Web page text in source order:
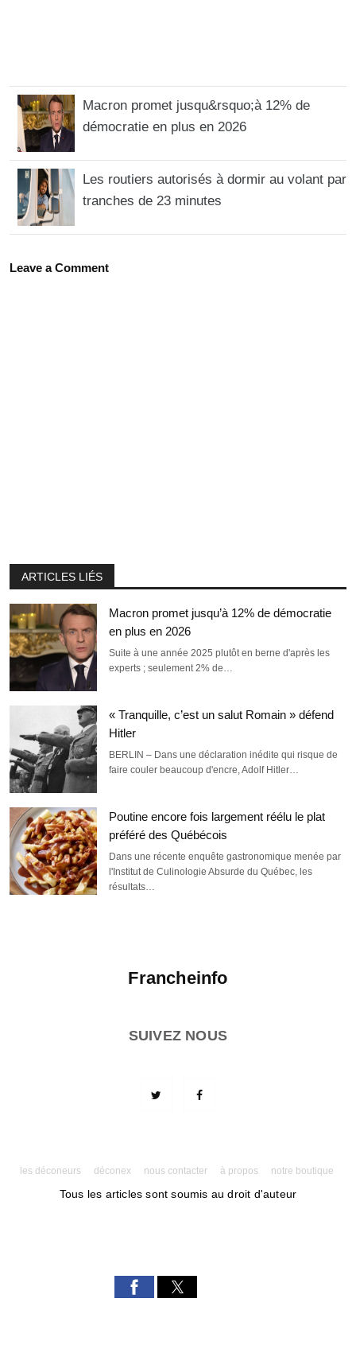
Macron promet jusqu&rsquo;à 12% de
démocratie en plus en 2026
Les routiers autorisés à dormir au volant par
tranches de 23 minutes
Leave a Comment
ARTICLES LIÉS
Macron promet jusqu’à 12% de démocratie
en plus en 2026
Suite à une année 2025 plutôt en berne d'après les
experts ; seulement 2% de…
« Tranquille, c’est un salut Romain » défend
Hitler
BERLIN – Dans une déclaration inédite qui risque de
faire couler beaucoup d'encre, Adolf Hitler…
Poutine encore fois largement réélu le plat
préféré des Québécois
Dans une récente enquête gastronomique menée par
l'Institut de Culinologie Absurde du Québec, les
résultats…
Francheinfo
SUIVEZ NOUS
les déconeurs déconex nous contacter à propos notre boutique
Tous les articles sont soumis au droit d'auteur